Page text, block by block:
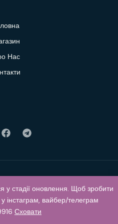
у стадії оновлення. Щоб зробити
інстаграм, вайбер/телеграм
Сховати
Нас
by Klubok.